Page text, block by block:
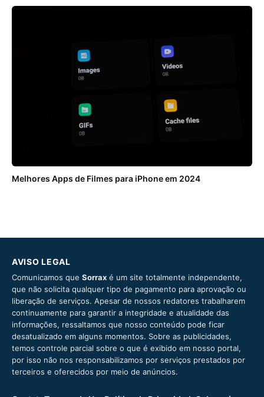
Melhores Apps de Filmes para iPhone em 2024
AVISO LEGAL
Comunicamos que Sorrax é um site totalmente independente,
que não solicita qualquer tipo de pagamento para aprovação ou
liberação de serviços. Apesar de nossos redatores trabalharem
continuamente para garantir a integridade e atualidade das
informações, ressaltamos que nosso conteúdo pode ficar
desatualizado em alguns momentos. Sobre as publicidades,
temos controle parcial sobre o que é exibido em nosso portal,
por isso não nos responsabilizamos por serviços prestados por
terceiros e oferecidos por meio de anúncios.